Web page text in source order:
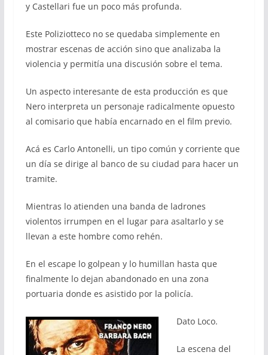
y Castellari fue un poco más profunda.
Este Poliziotteco no se quedaba simplemente en
mostrar escenas de acción sino que analizaba la
violencia y permitía una discusión sobre el tema.
Un aspecto interesante de esta producción es que
Nero interpreta un personaje radicalmente opuesto
al comisario que había encarnado en el film previo.
Acá es Carlo Antonelli, un tipo común y corriente que
un día se dirige al banco de su ciudad para hacer un
tramite.
Mientras lo atienden una banda de ladrones
violentos irrumpen en el lugar para asaltarlo y se
llevan a este hombre como rehén.
En el escape lo golpean y lo humillan hasta que
finalmente lo dejan abandonado en una zona
portuaria donde es asistido por la policía.
Dato Loco.
La escena del